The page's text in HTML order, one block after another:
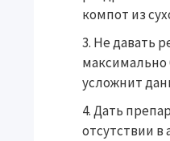
компот из
Не давать
усложнит
Дать
отсутствии